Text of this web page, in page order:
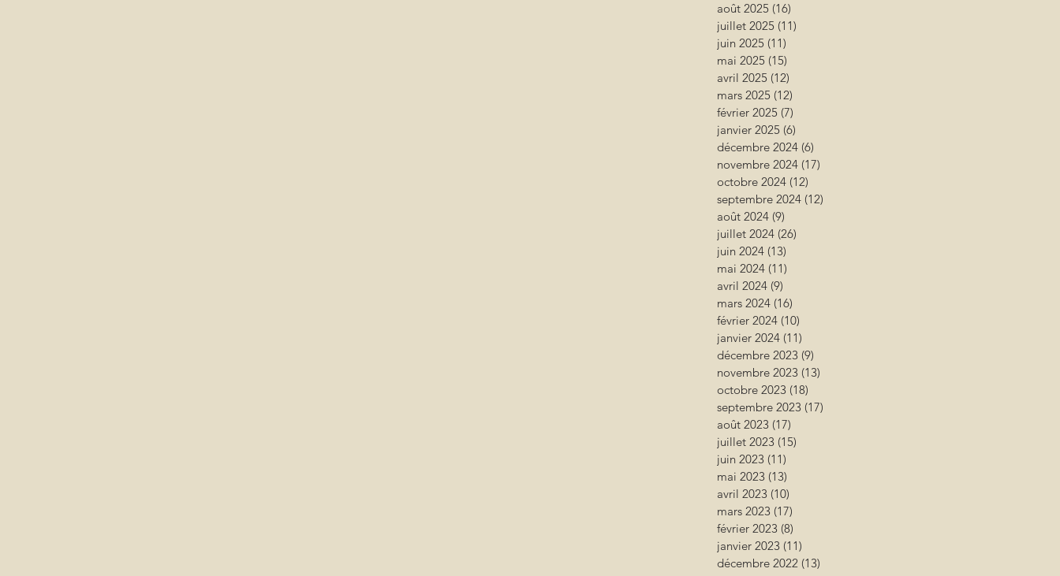
août 2025 (16)
juillet 2025 (11)
juin 2025 (11)
mai 2025 (15)
avril 2025 (12)
mars 2025 (12)
février 2025 (7)
janvier 2025 (6)
décembre 2024 (6)
novembre 2024 (17)
octobre 2024 (12)
septembre 2024 (12)
août 2024 (9)
juillet 2024 (26)
juin 2024 (13)
mai 2024 (11)
avril 2024 (9)
mars 2024 (16)
février 2024 (10)
janvier 2024 (11)
décembre 2023 (9)
novembre 2023 (13)
octobre 2023 (18)
septembre 2023 (17)
août 2023 (17)
juillet 2023 (15)
juin 2023 (11)
mai 2023 (13)
avril 2023 (10)
mars 2023 (17)
février 2023 (8)
janvier 2023 (11)
décembre 2022 (13)